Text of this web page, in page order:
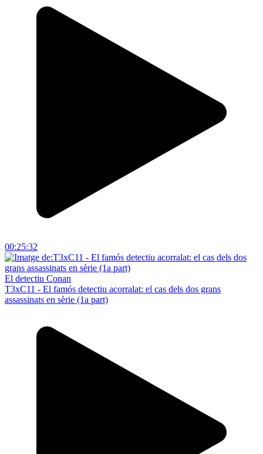
00:25:32
El detectiu Conan
T3xC11 - El famós detectiu acorralat: el cas dels dos grans
assassinats en sèrie (1a part)